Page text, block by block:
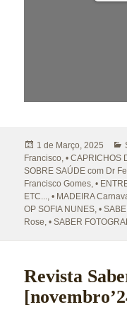
Publicado
a
1 de Março, 2025
Francisco,• CAPRICHOS
SOBRE SAÚDE com Dr
Francisco Gomes,•
ETC...,• MADEIRA
OP SOFIA NUNES,•
Rose,• SABER
Revista